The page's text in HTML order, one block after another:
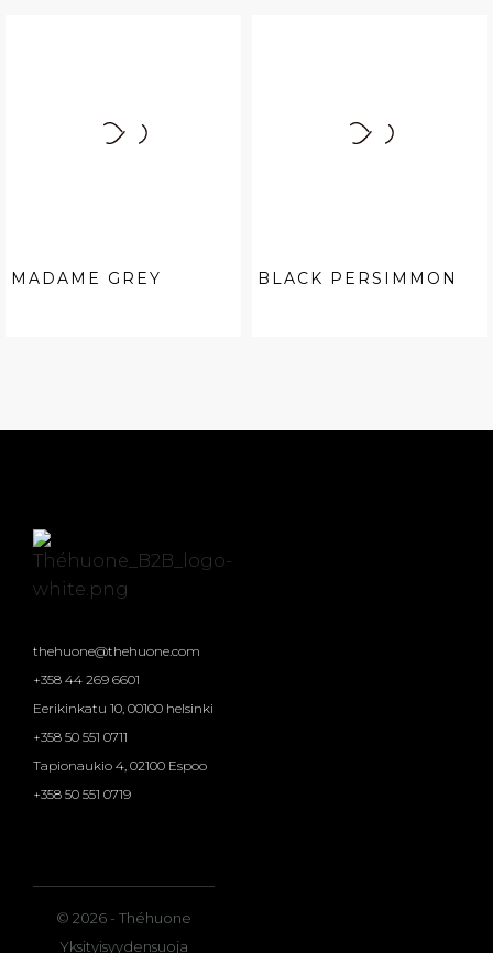
MADAME GREY BLACK PERSIMMON
thehuone@thehuone.com
+358 44 269 6601
Eerikinkatu 10, 00100 helsinki
+358 50 551 0711
Tapionaukio 4, 02100 Espoo
+358 50 551 0719
© 2026 - Théhuone
Yksityisyydensuoja